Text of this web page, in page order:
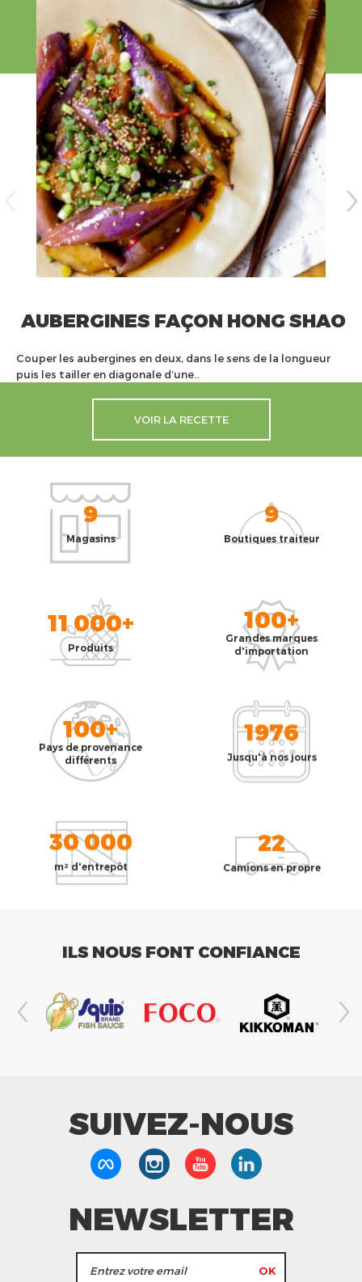
AUBERGINES FAÇON HONG SHAO
Couper les aubergines en deux, dans le sens de la longueur
puis les tailler en diagonale d’une..
VOIR LA RECETTE
9
Magasins
9
Boutiques traiteur
11 000+
Produits
100+
Grandes marques
d'importation
100+
Pays de provenance
différents
1976
Jusqu'à nos jours
30 000
m² d'entrepôt
22
Camions en propre
ILS NOUS FONT CONFIANCE
SUIVEZ-NOUS
NEWSLETTER